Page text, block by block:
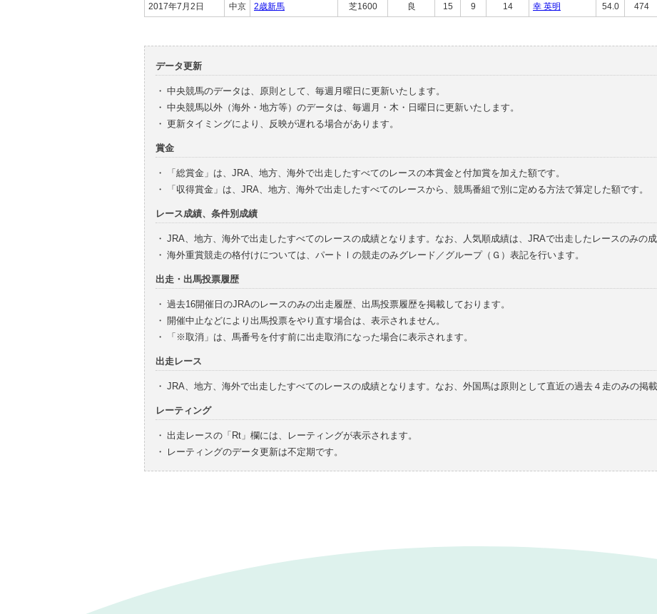
2017年7月2日 中京 2歳新馬 芝1600 良 15 9 14 幸 英明 54.0 474
データ更新
・ 中央競馬のデータは、原則として、毎週月曜日に更新いたします。
・ 中央競馬以外（海外・地方等）のデータは、毎週月・木・日曜日に更新いたします。
・ 更新タイミングにより、反映が遅れる場合があります。
賞金
・
「総賞金」は、JRA、地方、海外で出走したすべてのレースの本賞金と付加賞を加えた額です。
・
「収得賞金」は、JRA、地方、海外で出走したすべてのレースから、競馬番組で別に定める方法で算定した額です。
レース成績、条件別成績
・ JRA、地方、海外で出走したすべてのレースの成績となります。なお、人気順成績は、JRAで出走したレースのみの成
・ 海外重賞競走の格付けについては、パートⅠの競走のみグレード／グループ（Ｇ）表記を行います。
出走・出馬投票履歴
・ 過去16開催日のJRAのレースのみの出走履歴、出馬投票履歴を掲載しております。
・ 開催中止などにより出馬投票をやり直す場合は、表示されません。
・
「※取消」は、馬番号を付す前に出走取消になった場合に表示されます。
出走レース
・ JRA、地方、海外で出走したすべてのレースの成績となります。なお、外国馬は原則として直近の過去４走のみの掲載
レーティング
・ 出走レースの「Rt」欄には、レーティングが表示されます。
・
レーティングのデータ更新は不定期です。